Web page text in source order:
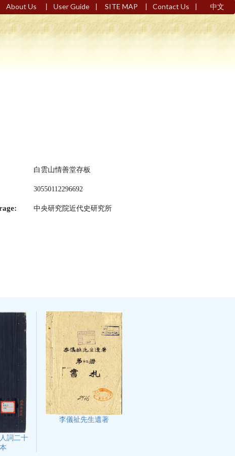
About Us | User Guide | SITE MAP | Contact Us | 中文
白雲山情善堂存板
30550112296692
中央研究院近代史研究所
詞二十
李儀祉先生遺著